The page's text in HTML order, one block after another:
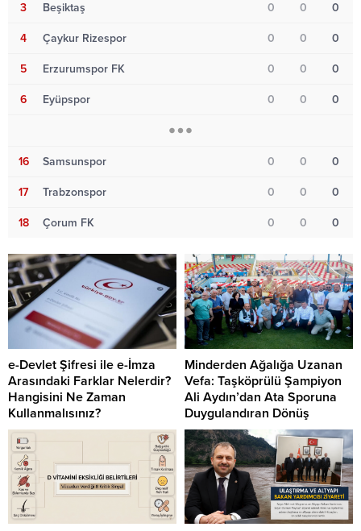
3 Beşiktaş 0 0 0
4 Çaykur Rizespor 0 0 0
5 Erzurumspor FK 0 0 0
6 Eyüpspor 0 0 0
16 Samsunspor 0 0 0
17 Trabzonspor 0 0 0
18 Çorum FK 0 0 0
e-Devlet Şifresi ile e-İmza
Arasındaki Farklar Nelerdir?
Hangisini Ne Zaman
Kullanmalısınız?
Minderden Ağalığa Uzanan
Vefa: Taşköprülü Şampiyon
Ali Aydın’dan Ata Sporuna
Duygulandıran Dönüş